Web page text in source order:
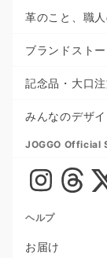
革のこと、職人
ブランドスト
記念品・大口
みんなのデザ
JOGGO Official
ヘルプ
お届け